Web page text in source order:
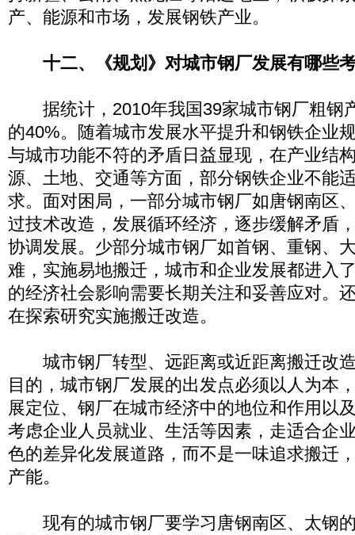
产、能源和市场，发展钢铁产业。
十二、《规划》对城市钢厂发展有哪些
据统计，2010年我国39家城市钢厂粗钢
的40%。随着城市发展水平提升和钢铁企业
与城市功能不符的矛盾日益显现，在产业结
源、土地、交通等方面，部分钢铁企业不能
求。面对困局，一部分城市钢厂如唐钢南区
过技术改造，发展循环经济，逐步缓解矛盾
协调发展。少部分城市钢厂如首钢、重钢、
难，实施易地搬迁，城市和企业发展都进入
的经济社会影响需要长期关注和妥善应对。
在探索研究实施搬迁改造。
城市钢厂转型、远距离或近距离搬迁改
目的，城市钢厂发展的出发点必须以人为本
展定位、钢厂在城市经济中的地位和作用以
考虑企业人员就业、生活等因素，走适合企
色的差异化发展道路，而不是一味追求搬迁
产能。
现有的城市钢厂要学习唐钢南区、太钢